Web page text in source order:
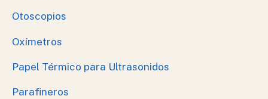
Otoscopios
Oxímetros
Papel Térmico para Ultrasonidos
Parafineros